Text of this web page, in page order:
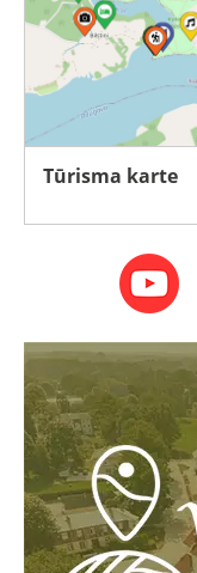
Tūrisma karte